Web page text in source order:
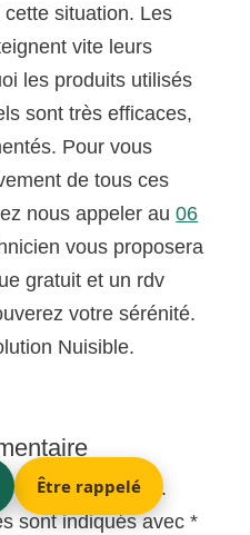
situation. Les
vite leurs
les produits utilisés
sont très efficaces,
Pour vous
de tous ces
nous appeler au06
vous proposera
gratuit et un rdv
votre sérénité.
Nuisible.
sera pas publiée.
sont indiqués avec*